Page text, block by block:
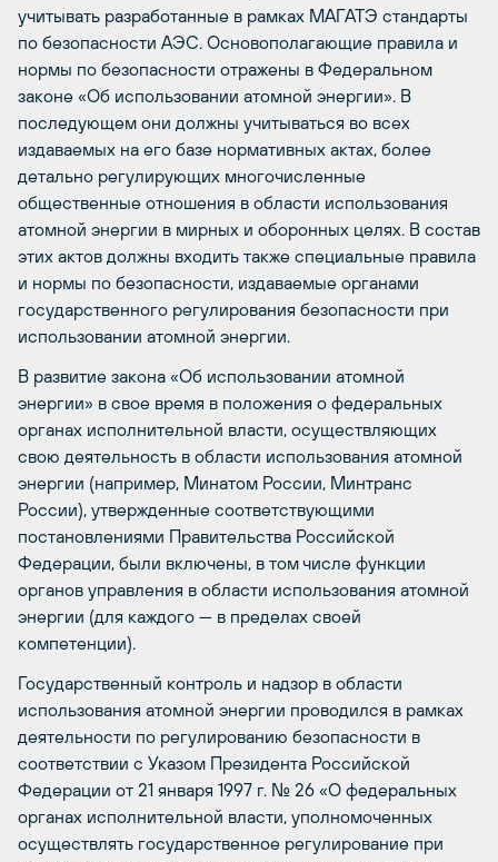
учитывать разработанные в рамках МАГАТЭ стандарты
по безопасности АЭС. Основополагающие правила и
нормы по безопасности отражены в Федеральном
законе «Об использовании атомной энергии». В
последующем они должны учитываться во всех
издаваемых на его базе нормативных актах, более
детально регулирующих многочисленные
общественные отношения в области использования
атомной энергии в мирных и оборонных целях. В состав
этих актов должны входить также специальные правила
и нормы по безопасности, издаваемые органами
государственного регулирования безопасности при
использовании атомной энергии.
В развитие закона «Об использовании атомной
энергии» в свое время в положения о федеральных
органах исполнительной власти, осуществляющих
свою деятельность в области использования атомной
энергии (например, Минатом России, Минтранс
России), утвержденные соответствующими
постановлениями Правительства Российской
Федерации, были включены, в том числе функции
органов управления в области использования атомной
энергии (для каждого — в пределах своей
компетенции).
Государственный контроль и надзор в области
использования атомной энергии проводился в рамках
деятельности по регулированию безопасности в
соответствии с Указом Президента Российской
Федерации от 21 января 1997 г. № 26 «О федеральных
органах исполнительной власти, уполномоченных
осуществлять государственное регулирование при